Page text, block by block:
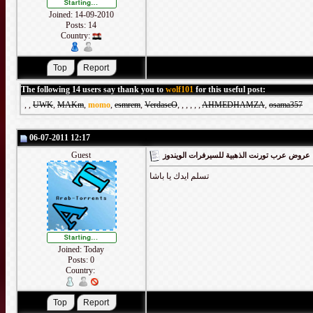
Joined: 14-09-2010
Posts: 14
Country:
The following 14 users say thank you to wolf101 for this useful post:
, , UWK, MAKm, momo, esmrem, VerdascO, , , , , ,AHMEDHAMZA, osama357
06-07-2011 12:17
Guest
Joined: Today
Posts: 0
Country:
عروض عرب تورنت الذهبية للسيرفرات الويندوز
تسلم ايدك يا باشا